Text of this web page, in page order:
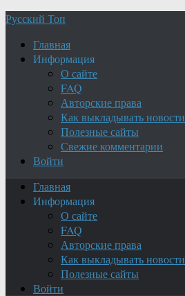
Русский Топ
Главная
Информация
О сайте
FAQ
Авторские права
Как выкладывать новости
Полезные сайты
Свежие комментарии
Войти
Главная
Информация
О сайте
FAQ
Авторские права
Как выкладывать новости
Полезные сайты
Войти